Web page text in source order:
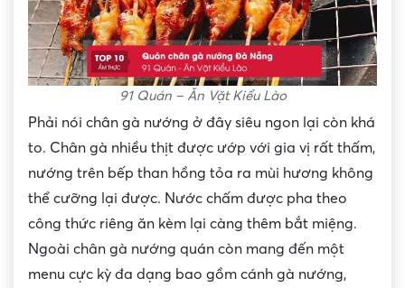
91 Quán – Ăn Vặt Kiểu Lào
Phải nói chân gà nướng ở đây siêu ngon lại còn khá
to. Chân gà nhiều thịt được ướp với gia vị rất thấm,
nướng trên bếp than hồng tỏa ra mùi hương không
thể cưỡng lại được. Nước chấm được pha theo
công thức riêng ăn kèm lại càng thêm bắt miệng.
Ngoài chân gà nướng quán còn mang đến một
menu cực kỳ đa dạng bao gồm cánh gà nướng,